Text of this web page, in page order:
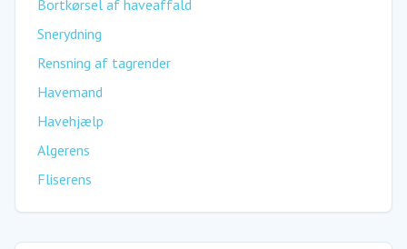
Bortkørsel af haveaffald
Snerydning
Rensning af tagrender
Havemand
Havehjælp
Algerens
Fliserens